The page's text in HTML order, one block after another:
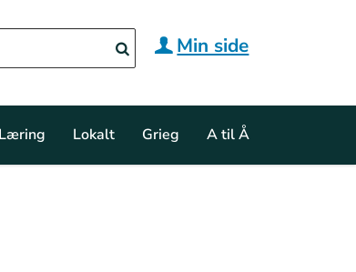
Min side
Læring Lokalt Grieg A til Å